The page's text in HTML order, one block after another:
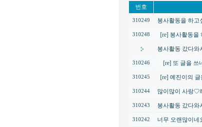
번호
310249 봉사활동을 하고
310248 [re] 봉사활동을
봉사활동 갔다와
310246 [re] 또 글을 쓰
310245 [re] 예진이의 글
310244 많이많이 사랑♡
310243 봉사활동 갔다와
310242 너무 오랜많이네